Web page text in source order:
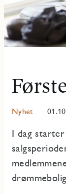
Nyhet
I dag